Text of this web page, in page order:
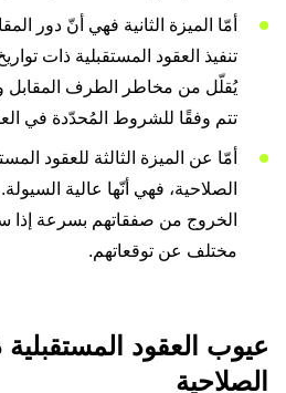
أمّا الميزة الثانية فهي أنّ دور
تنفيذ العقود المستقبلية ذات
يُقلّل من مخاطر الطرف المقابل
تتم وفقًا للشروط المُحدّدة في
أمّا عن الميزة الثالثة للعقود
الصلاحية، فهي أنّها عالية
الخروج من صفقاتهم بسرعة إذا
مختلف عن توقعاتهم.
عيوب العقود المستقبلية
الصلاحية